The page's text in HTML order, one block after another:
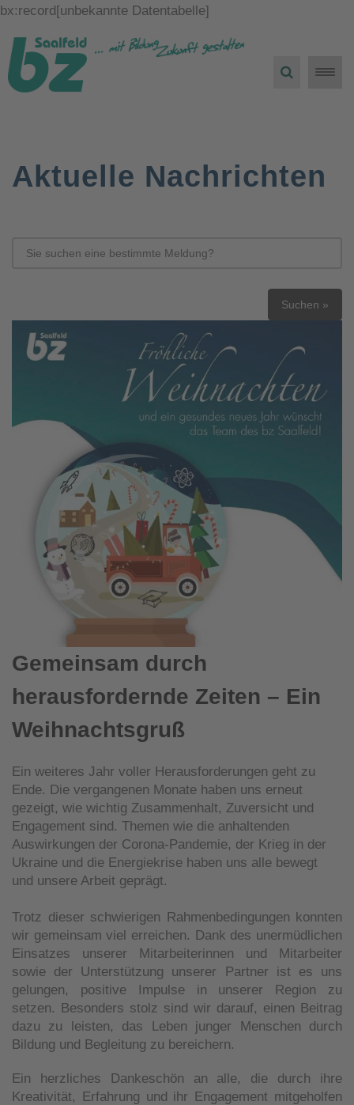
bx:record[unbekannte Datentabelle]
Toggle
Aktuelle Nachrichten
Suchen »
Gemeinsam durch
herausfordernde Zeiten – Ein
Weihnachtsgruß
Ein weiteres Jahr voller Herausforderungen geht zu
Ende. Die vergangenen Monate haben uns erneut
gezeigt, wie wichtig Zusammenhalt, Zuversicht und
Engagement sind. Themen wie die anhaltenden
Auswirkungen der Corona-Pandemie, der Krieg in der
Ukraine und die Energiekrise haben uns alle bewegt
und unsere Arbeit geprägt.
Trotz dieser schwierigen Rahmenbedingungen konnten
wir gemeinsam viel erreichen. Dank des unermüdlichen
Einsatzes unserer Mitarbeiterinnen und Mitarbeiter
sowie der Unterstützung unserer Partner ist es uns
gelungen, positive Impulse in unserer Region zu
setzen. Besonders stolz sind wir darauf, einen Beitrag
dazu zu leisten, das Leben junger Menschen durch
Bildung und Begleitung zu bereichern.
Ein herzliches Dankeschön an alle, die durch ihre
Kreativität, Erfahrung und ihr Engagement mitgeholfen